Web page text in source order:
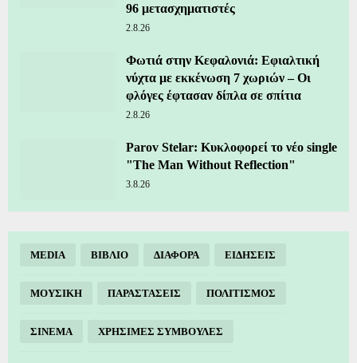
96 μετασχηματιστές
2.8.26
Φωτιά στην Κεφαλονιά: Εφιαλτική
νύχτα με εκκένωση 7 χωριών – Οι
φλόγες έφτασαν δίπλα σε σπίτια
2.8.26
Parov Stelar: Κυκλοφορεί το νέο single
"The Man Without Reflection"
3.8.26
MEDIA ΒΙΒΛΙΟ ΔΙΑΦΟΡΑ ΕΙΔΗΣΕΙΣ
ΜΟΥΣΙΚΗ ΠΑΡΑΣΤΑΣΕΙΣ ΠΟΛΙΤΙΣΜΟΣ
ΣΙΝΕΜΑ ΧΡΗΣΙΜΕΣ ΣΥΜΒΟΥΛΕΣ